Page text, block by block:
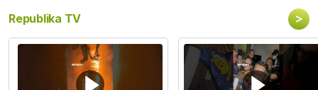
Republika TV >